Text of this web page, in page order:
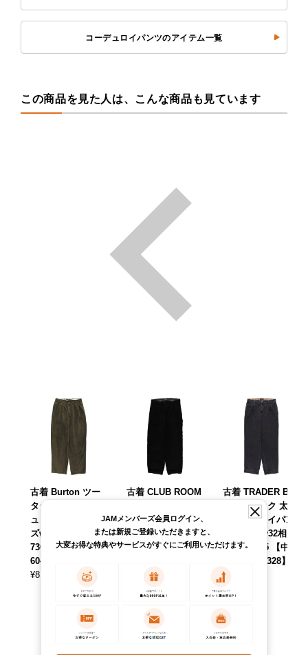
コーデュロイパンツのアイテム一覧
この商品を見た人は、こんな商品も見ています
古着 Burton ツー
タック 太畝 コーデ
ュロイパンツ メン
ズw30相当 /eaa62
7303 【中古】 【2
60413】
¥8,690
古着 CLUB ROOM
ーデュロイパンツ
メンズw33相当 /ea
a627282 【中古】
8,690(税込)
古着 TRADER BA
Y ツータック 太畝
コーデュロイパン
ツ メンズw32相当
/eaa627275 【中
古】 【260328】
¥
JAMメンバーズ会員ログイン、
または新規ご登録いただきますと、
大変お得な特典やサービスがすぐにご利用いただけます。